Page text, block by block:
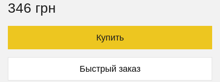
346 грн
Купить
Быстрый заказ